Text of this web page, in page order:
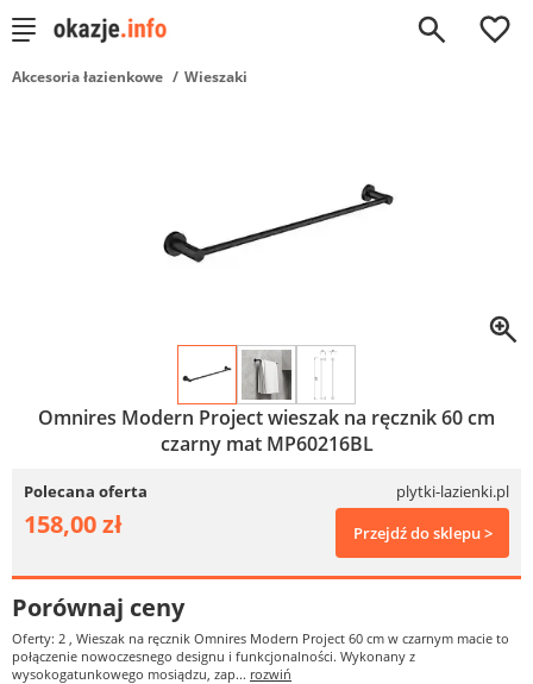
0
Akcesoria łazienkowe Wieszaki
Omnires Modern Project wieszak na ręcznik 60 cm
czarny mat MP60216BL
Polecana oferta plytki-lazienki.pl
158,00 zł Przejdź do sklepu >
Porównaj ceny
Oferty: 2 , Wieszak na ręcznik Omnires Modern Project 60 cm w czarnym macie to
połączenie nowoczesnego designu i funkcjonalności. Wykonany z
wysokogatunkowego mosiądzu, zap... rozwiń